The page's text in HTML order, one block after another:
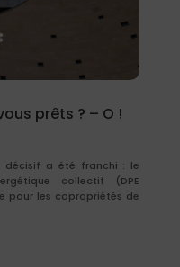
prêts ? – O !
décisif a été franchi : le
collectif (DPE
pour les copropriétés de